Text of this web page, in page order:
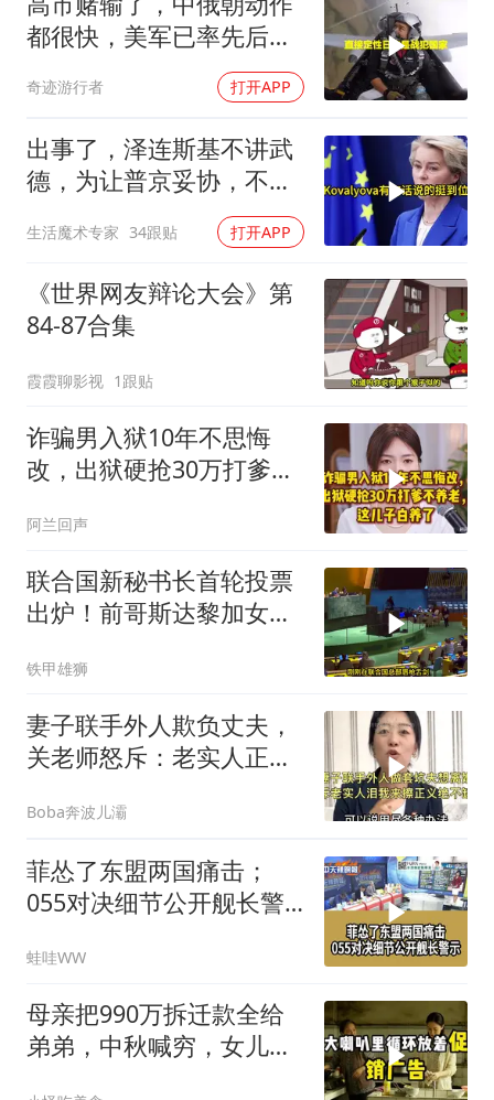
都很快，美军已率先后撤.
奇迹游行者 打开APP
出事了，泽连斯基不讲武
德，为让普京妥协，不料
生活魔术专家 34跟贴 打开APP
《世界网友辩论大会》第
84-87合集
霞霞聊影视 1跟贴
诈骗男入狱10年不思悔
改，出狱硬抢30万打爹不
阿兰回声
联合国新秘书长首轮投票
出炉！前哥斯达黎加女副
一中原则到底有多绝？
铁甲雄狮
妻子联手外人欺负丈夫，
关老师怒斥：老实人正义
Boba奔波儿灞
菲怂了东盟两国痛击；
055对决细节公开舰长警
冰｜辣晚报20260805
蛙哇WW
母亲把990万拆迁款全给
弟弟，中秋喊穷，女儿笑